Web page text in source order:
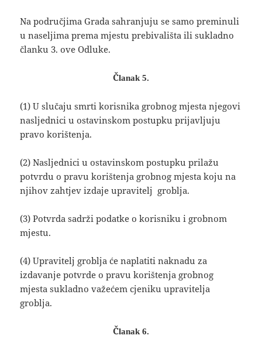
Na područjima Grada sahranjuju se samo preminuli
u naseljima prema mjestu prebivališta ili sukladno
članku 3. ove Odluke.
Članak 5.
(1) U slučaju smrti korisnika grobnog mjesta njegovi
nasljednici u ostavinskom postupku prijavljuju
pravo korištenja.
(2) Nasljednici u ostavinskom postupku prilažu
potvrdu o pravu korištenja grobnog mjesta koju na
njihov zahtjev izdaje upravitelj groblja.
(3) Potvrda sadrži podatke o korisniku i grobnom
mjestu.
(4) Upravitelj groblja će naplatiti naknadu za
izdavanje potvrde o pravu korištenja grobnog
mjesta sukladno važećem cjeniku upravitelja
groblja.
Članak 6.